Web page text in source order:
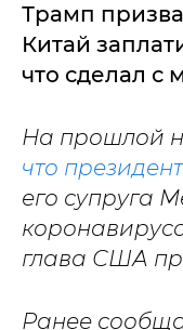
Трамп
Китай
что сделал с
На прошлой
что
его супруга
глава США
Ранее